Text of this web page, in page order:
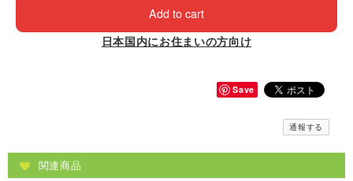
Add to cart
日本国内にお住まいの方向け
Save
通報する
関連商品